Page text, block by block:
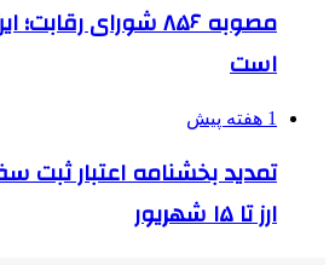
مصوبه ۸۵۶ شورای
است
1 هفته پیش
تمدید بخشنامه اعتبار ثبت
ارز تا ۱۵ شهریور